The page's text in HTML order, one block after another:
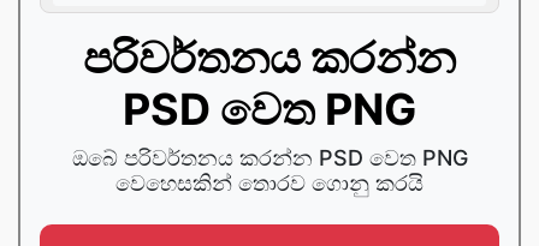
පරිවර්තනය කරන්න
PSD වෙත PNG
ඔබේ පරිවර්තනය කරන්න PSD වෙත PNG
වෙහෙසකින් තොරව ගොනු කරයි